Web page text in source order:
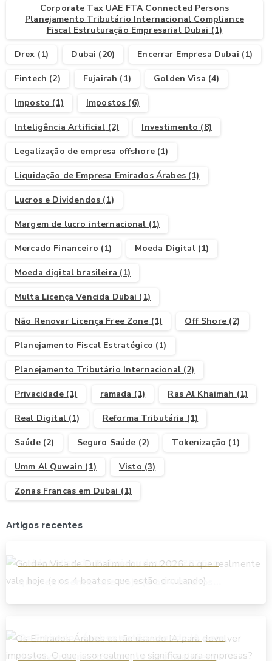
Corporate Tax UAE FTA Connected Persons
Planejamento Tributário Internacional Compliance
Fiscal Estruturação Empresarial Dubai (1)
Drex (1) Dubai (20) Encerrar Empresa Dubai (1)
Fintech (2) Fujairah (1) Golden Visa (4)
Imposto (1) Impostos (6)
Inteligência Artificial (2) Investimento (8)
Legalização de empresa offshore(1)
Liquidação de Empresa Emirados Árabes(1)
Lucros e Dividendos (1)
Margem de lucro internacional (1)
Mercado Financeiro (1) Moeda Digital(1)
Moeda digital brasileira (1)
Multa Licença Vencida Dubai (1)
Não Renovar Licença Free Zone (1) Off Shore(2)
Planejamento Fiscal Estratégico (1)
Planejamento Tributário Internacional(2)
Privacidade(1) ramada (1) Ras Al Khaimah (1)
Real Digital(1) Reforma Tributária (1)
Saúde(2) Seguro Saúde (2) Tokenização (1)
Umm Al Quwain (1) Visto (3)
Zonas Francas em Dubai (1)
Artigos recentes
Golden Visa de Dubai mudou em 2026: o
que realmente vale hoje (e os 4 boatos
que estão circulando)
Os Emirados Árabes estão usando IA para
devolver impostos. O que isso realmente